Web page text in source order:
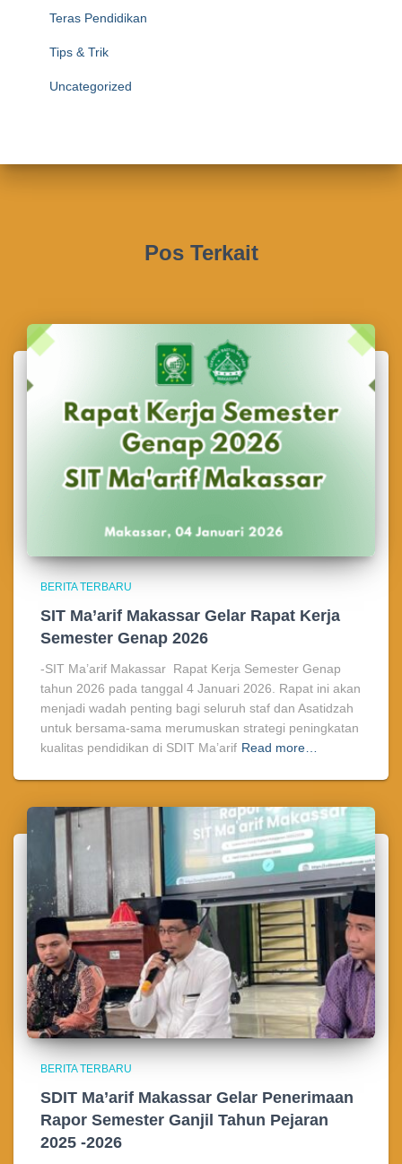
Teras Pendidikan
Tips & Trik
Uncategorized
Pos Terkait
BERITA TERBARU
SIT Ma’arif Makassar Gelar Rapat Kerja
Semester Genap 2026
-SIT Ma’arif Makassar Rapat Kerja Semester Genap
tahun 2026 pada tanggal 4 Januari 2026. Rapat ini akan
menjadi wadah penting bagi seluruh staf dan Asatidzah
untuk bersama-sama merumuskan strategi peningkatan
kualitas pendidikan di SDIT Ma’arif Read more…
BERITA TERBARU
SDIT Ma’arif Makassar Gelar Penerimaan
Rapor Semester Ganjil Tahun Pejaran
2025 -2026